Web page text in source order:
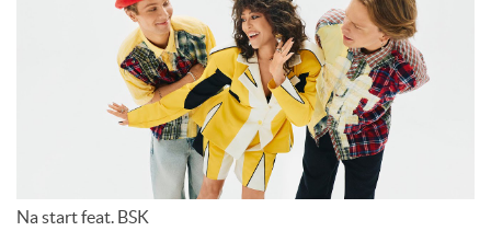
Na start feat. BSK